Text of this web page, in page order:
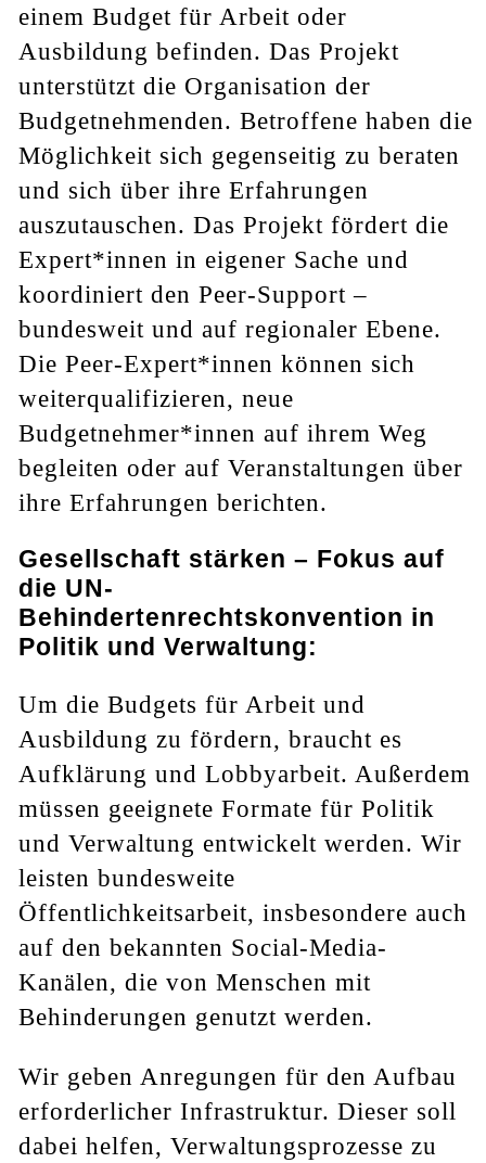
einem Budget für Arbeit oder
Ausbildung befinden. Das Projekt
unterstützt die Organisation der
Budgetnehmenden. Betroffene haben die
Möglichkeit sich gegenseitig zu beraten
und sich über ihre Erfahrungen
auszutauschen. Das Projekt fördert die
Expert*innen in eigener Sache und
koordiniert den Peer-Support –
bundesweit und auf regionaler Ebene.
Die Peer-Expert*innen können sich
weiterqualifizieren, neue
Budgetnehmer*innen auf ihrem Weg
begleiten oder auf Veranstaltungen über
ihre Erfahrungen berichten.
Gesellschaft stärken – Fokus auf
die UN-
Behindertenrechtskonvention in
Politik und Verwaltung:
Um die Budgets für Arbeit und
Ausbildung zu fördern, braucht es
Aufklärung und Lobbyarbeit. Außerdem
müssen geeignete Formate für Politik
und Verwaltung entwickelt werden. Wir
leisten bundesweite
Öffentlichkeitsarbeit, insbesondere auch
auf den bekannten Social-Media-
Kanälen, die von Menschen mit
Behinderungen genutzt werden.
Wir geben Anregungen für den Aufbau
erforderlicher Infrastruktur. Dieser soll
dabei helfen, Verwaltungsprozesse zu